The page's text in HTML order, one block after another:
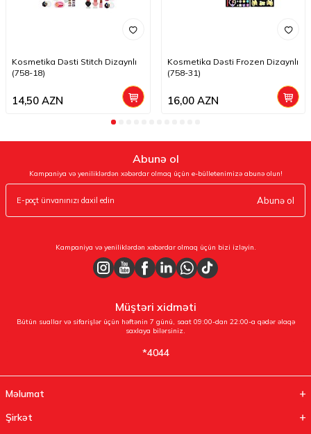
Kosmetika Dəsti Stitch Dizaynlı
(758-18)
14,50 AZN
Kosmetika Dəsti Frozen Dizaynlı
(758-31)
16,00AZN
Abunə ol
Kampaniya və yeniliklərdən xəbərdar olmaq üçün e-bülletenimizə abunə olun!
Abunə ol
Kampaniya və yeniliklərdən xəbərdar olmaq üçün bizi izləyin.
Müştəri xidməti
Bütün suallar və sifarişlər üçün həftənin 7 günü, saat 09:00-dan 22:00-a qədər əlaqə
saxlaya bilərsiniz.
*4044
Məlumat
Şirkət